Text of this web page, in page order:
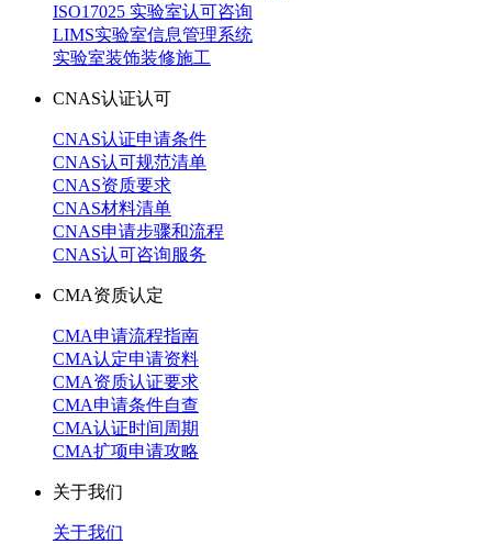
ISO17025 实验室认可咨询
LIMS实验室信息管理系统
实验室装饰装修施工
CNAS认证认可
CNAS认证申请条件
CNAS认可规范清单
CNAS资质要求
CNAS材料清单
CNAS申请步骤和流程
CNAS认可咨询服务
CMA资质认定
CMA申请流程指南
CMA认定申请资料
CMA资质认证要求
CMA申请条件自查
CMA认证时间周期
CMA扩项申请攻略
关于我们
关于我们